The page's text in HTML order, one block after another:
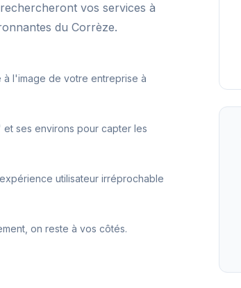
vos services à
du Corrèze.
l'image de votre entreprise à
ses environs pour capter les
utilisateur irréprochable
on reste à vos côtés.